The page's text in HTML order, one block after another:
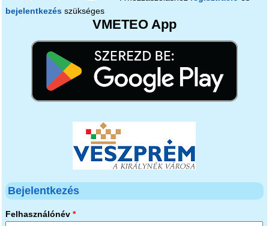
bejelentkezés szükséges
VMETEO App
Bejelentkezés
Felhasználónév *